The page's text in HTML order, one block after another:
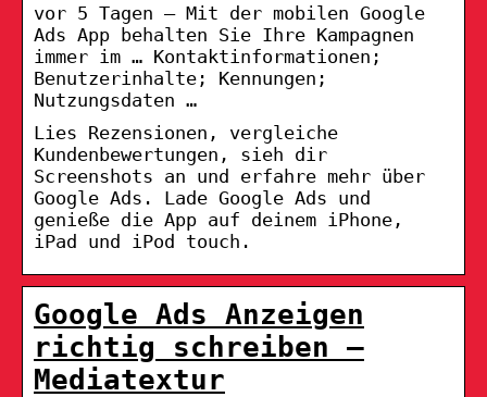
vor 5 Tagen — Mit der mobilen Google
Ads App behalten Sie Ihre Kampagnen
immer im … Kontaktinformationen;
Benutzerinhalte; Kennungen;
Nutzungsdaten …
Lies Rezensionen, vergleiche
Kundenbewertungen, sieh dir
Screenshots an und erfahre mehr über
Google Ads. Lade Google Ads und
genieße die App auf deinem iPhone,
iPad und iPod touch.
Google Ads Anzeigen
richtig schreiben –
Mediatextur